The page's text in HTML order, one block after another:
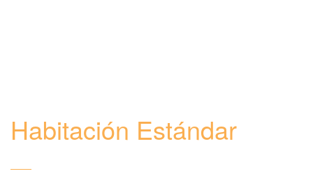
Habitación Estándar